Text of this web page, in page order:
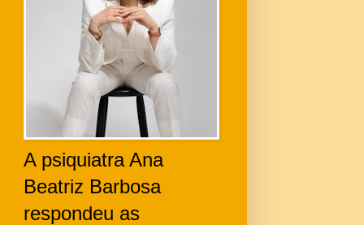
A psiquiatra Ana
Beatriz Barbosa
respondeu as